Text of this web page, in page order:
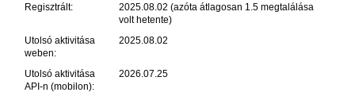
Regisztrált:
2025.08.02 (azóta átlagosan 1.5 megtalálása
volt hetente)
Utolsó aktivitása
weben:
2025.08.02
Utolsó aktivitása
API-n (mobilon):
2026.07.25